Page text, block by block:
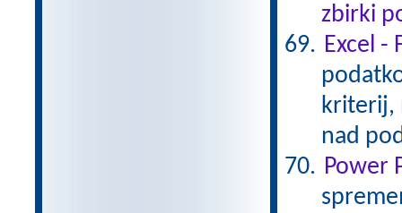
zbirki
Excel -
kriterij,
nad
Power